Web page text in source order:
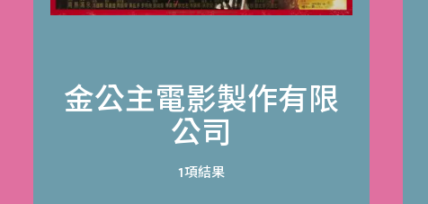
金公主電影製作有限
公司
1項結果